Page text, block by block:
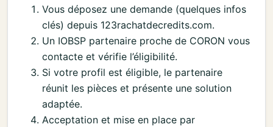
Vous déposez une demande (quelques infos
clés) depuis 123rachatdecredits.com.
Un IOBSP partenaire proche de CORON vous
contacte et vérifie l’éligibilité.
Si votre profil est éligible, le partenaire
réunit les pièces et présente une solution
adaptée.
Acceptation et mise en place par